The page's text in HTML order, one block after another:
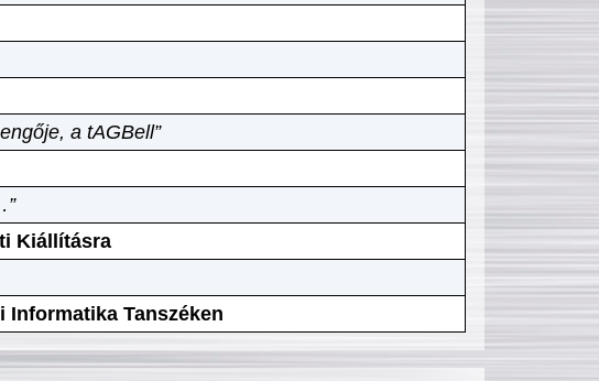
a tAGBell”
Kiállításra
Informatika Tanszéken